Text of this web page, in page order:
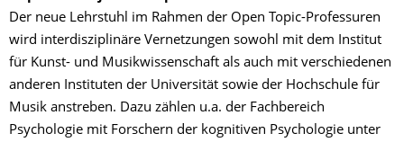
Der neue Lehrstuhl im Rahmen der Open Topic-Professuren
wird interdisziplinäre Vernetzungen sowohl mit dem Institut
für Kunst- und Musikwissenschaft als auch mit verschiedenen
anderen Instituten der Universität sowie der Hochschule für
Musik anstreben. Dazu zählen u.a. der Fachbereich
Psychologie mit Forschern der kognitiven Psychologie unter